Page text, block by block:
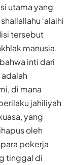
utama yang
‘alaihi
tersebut
manusia.
inti dari
adalah
di mana
jahiliyah
yang
oleh
pekerja
tinggal di